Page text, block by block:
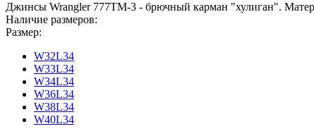
Джинсы Wrangler 777TM-3 - брючный карман "хулиган".
Наличие размеров:
Размер:
W32L34
W33L34
W34L34
W36L34
W38L34
W40L34